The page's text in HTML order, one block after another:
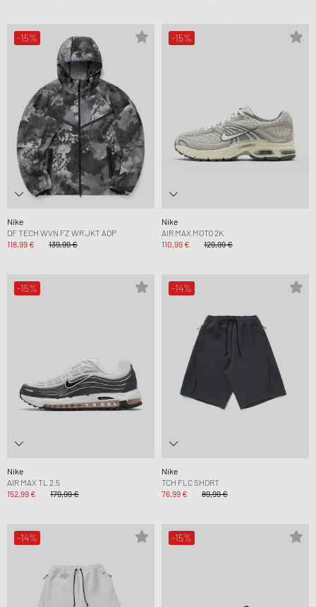
-15%
Nike
DF TECH WVN FZ WR JKT AOP
118,99 €
139,99 €
-15%
Nike
AIR MAX MOTO 2K
110,99 €
129,99 €
-15%
Nike
AIR MAX TL 2.5
152,99 €
179,99 €
-14%
Nike
TCH FLC SHORT
76,99 €
89,99 €
-14% -15%